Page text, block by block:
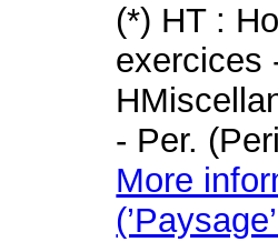
(*) HT :
exercices
- Per.
More